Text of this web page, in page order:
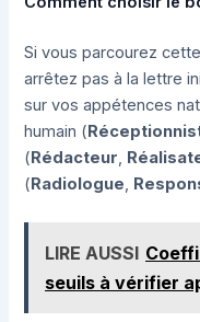
Si vous parcourez
arrêtez pas à la lettre
sur vos appétences
humain (
(Rédacteur,
(Radiologue,
LIRE AUSSI
seuils à vérifier